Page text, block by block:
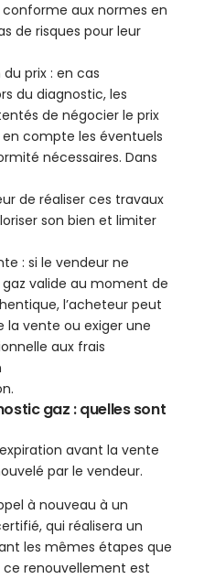
aux normes en
de risques pour leur
prix : en cas
du diagnostic, les
de négocier le prix
compte les éventuels
nécessaires. Dans
de réaliser ces travaux
son bien et limiter
: si le vendeur ne
valide au moment de
l’acheteur peut
la vente ou exiger une
aux frais
gaz : quelles sont
avant la vente
par le vendeur.
à nouveau à un
qui réalisera un
les mêmes étapes que
renouvellement est